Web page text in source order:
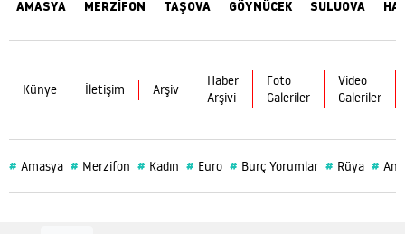
AMASYA MERZİFON TAŞOVA GÖYNÜCEK SULUOVA
Künye İletişim Arşiv
Haber
Arşivi
Foto
Galeriler
Video
Galeriler
# Amasya # Merzifon # Kadın # Euro # Burç Yorumlar # Rüya #